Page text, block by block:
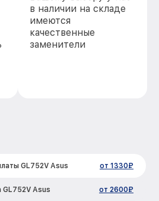
в наличии на складе
имеются
качественные
заменители
GL752V Asus от 1330₽
Asus от 2600₽